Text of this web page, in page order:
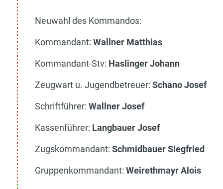
Neuwahl des Kommandos:
Kommandant: Wallner Matthias
Kommandant-Stv: Haslinger Johann
Zeugwart u. Jugendbetreuer: Schano Josef
Schriftführer: Wallner Josef
Kassenführer: Langbauer Josef
Zugskommandant: Schmidbauer Siegfried
Gruppenkommandant: Weirethmayr Alois